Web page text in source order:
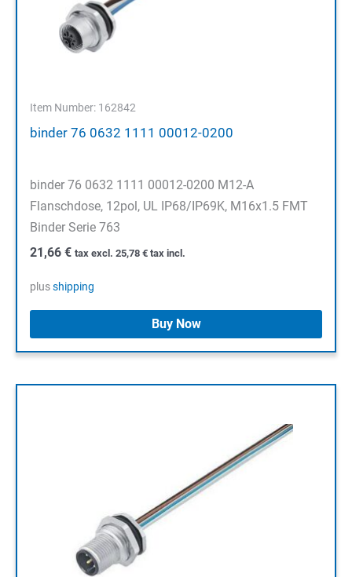
Item Number: 162842
binder 76 0632 1111 00012-0200
binder 76 0632 1111 00012-0200 M12-A
Flanschdose, 12pol, UL IP68/IP69K, M16x1.5 FMT
Binder Serie 763
21,66 € tax excl. 25,78 € tax incl.
plusshipping
Buy Now